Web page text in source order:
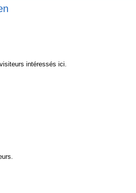
intéressés ici.